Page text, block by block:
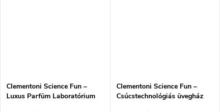
Clementoni Science Fun –
Luxus Parfüm Laboratórium
Clementoni Science Fun –
Csúcstechnológiás üvegház